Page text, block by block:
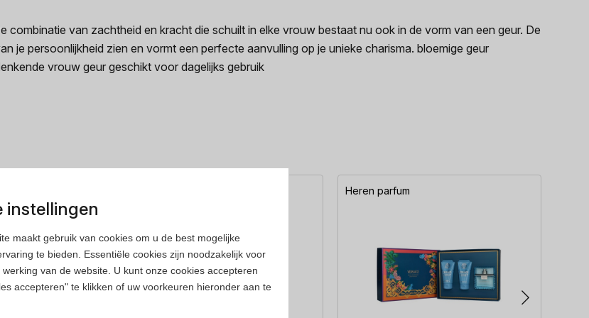
combinatie van zachtheid en kracht die schuilt in elke vrouw bestaat nu ook in de vorm van een geur. De
je persoonlijkheid zien en vormt een perfecte aanvulling op je unieke charisma. bloemige geur
vrouw geur geschikt voor dagelijks gebruik
Heren parfum
instellingen
maakt gebruik van cookies om u de best mogelijke
te bieden. Essentiële cookies zijn noodzakelijk voor
van de website. U kunt onze cookies accepteren
accepteren" te klikken of uw voorkeuren hieronder aan te